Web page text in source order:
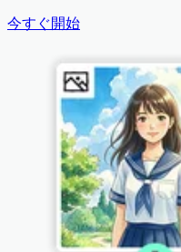
今すぐ開始